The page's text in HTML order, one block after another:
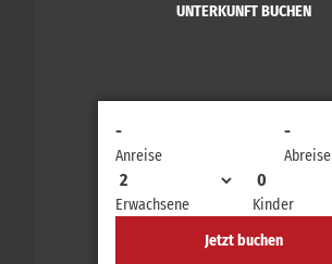
UNTERKUNFT BUCHEN
Anreise
-
Abreise
-
Erwachsene
Kinder
Jetzt buchen